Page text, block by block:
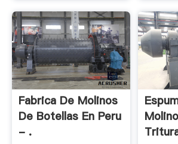
Fabrica De Molinos
De Botellas En Peru
- .